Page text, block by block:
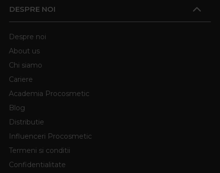
DESPRE NOI
Despre noi
About us
Chi siamo
Cariere
Academia Procosmetic
Blog
Distributie
Influenceri Procosmetic
Termeni si conditii
Confidentialitate